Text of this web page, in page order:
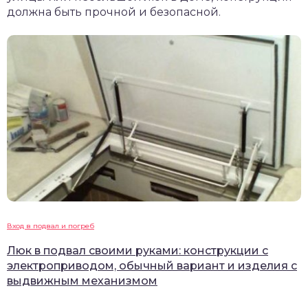
должна быть прочной и безопасной.
Вход в подвал и погреб
Люк в подвал своими руками: конструкции с
электроприводом, обычный вариант и изделия с
выдвижным механизмом